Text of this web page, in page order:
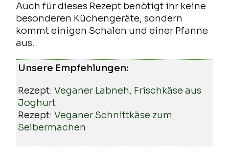
Auch für dieses Rezept benötigt ihr keine
besonderen Küchengeräte, sondern
kommt einigen Schalen und einer Pfanne
aus.
Unsere Empfehlungen:
Rezept:Veganer Labneh, Frischkäse aus
Joghurt
Rezept:Veganer Schnittkäse zum
Selbermachen